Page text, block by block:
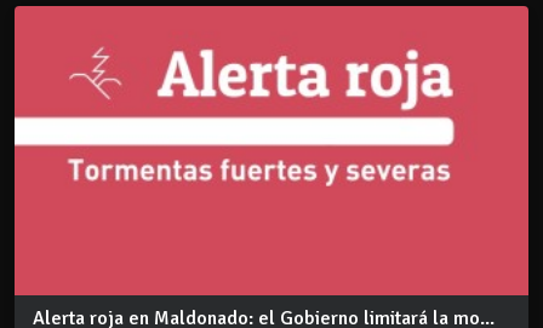
Alerta roja en Maldonado: el Gobierno limitará la mo...